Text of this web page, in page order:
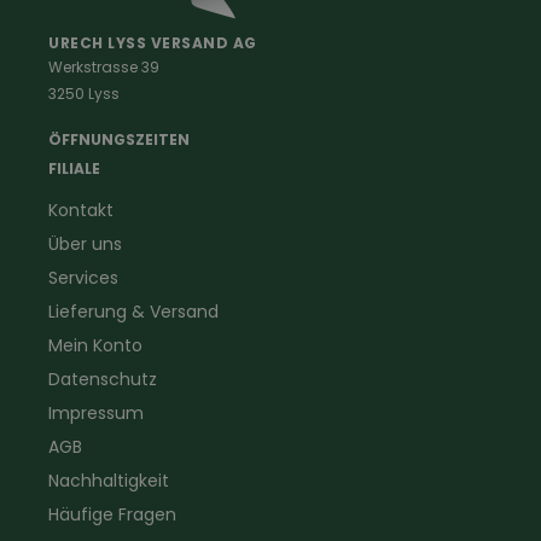
Schreinerbekleidung
Handwerker
Landwirtschaft
Kaminfeger
Gartenbau
Sanitär
Elektriker- und Installateur
Logistikbekleidung
URECH LYSS VERSAND AG
Werkstrasse 39
3250 Lyss
ÖFFNUNGSZEITEN
FILIALE
Kontakt
Über uns
Services
Lieferung & Versand
Mein Konto
Datenschutz
Impressum
AGB
Nachhaltigkeit
Häufige Fragen